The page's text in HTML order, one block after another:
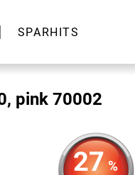
SPARHITS
pink 70002
27 %